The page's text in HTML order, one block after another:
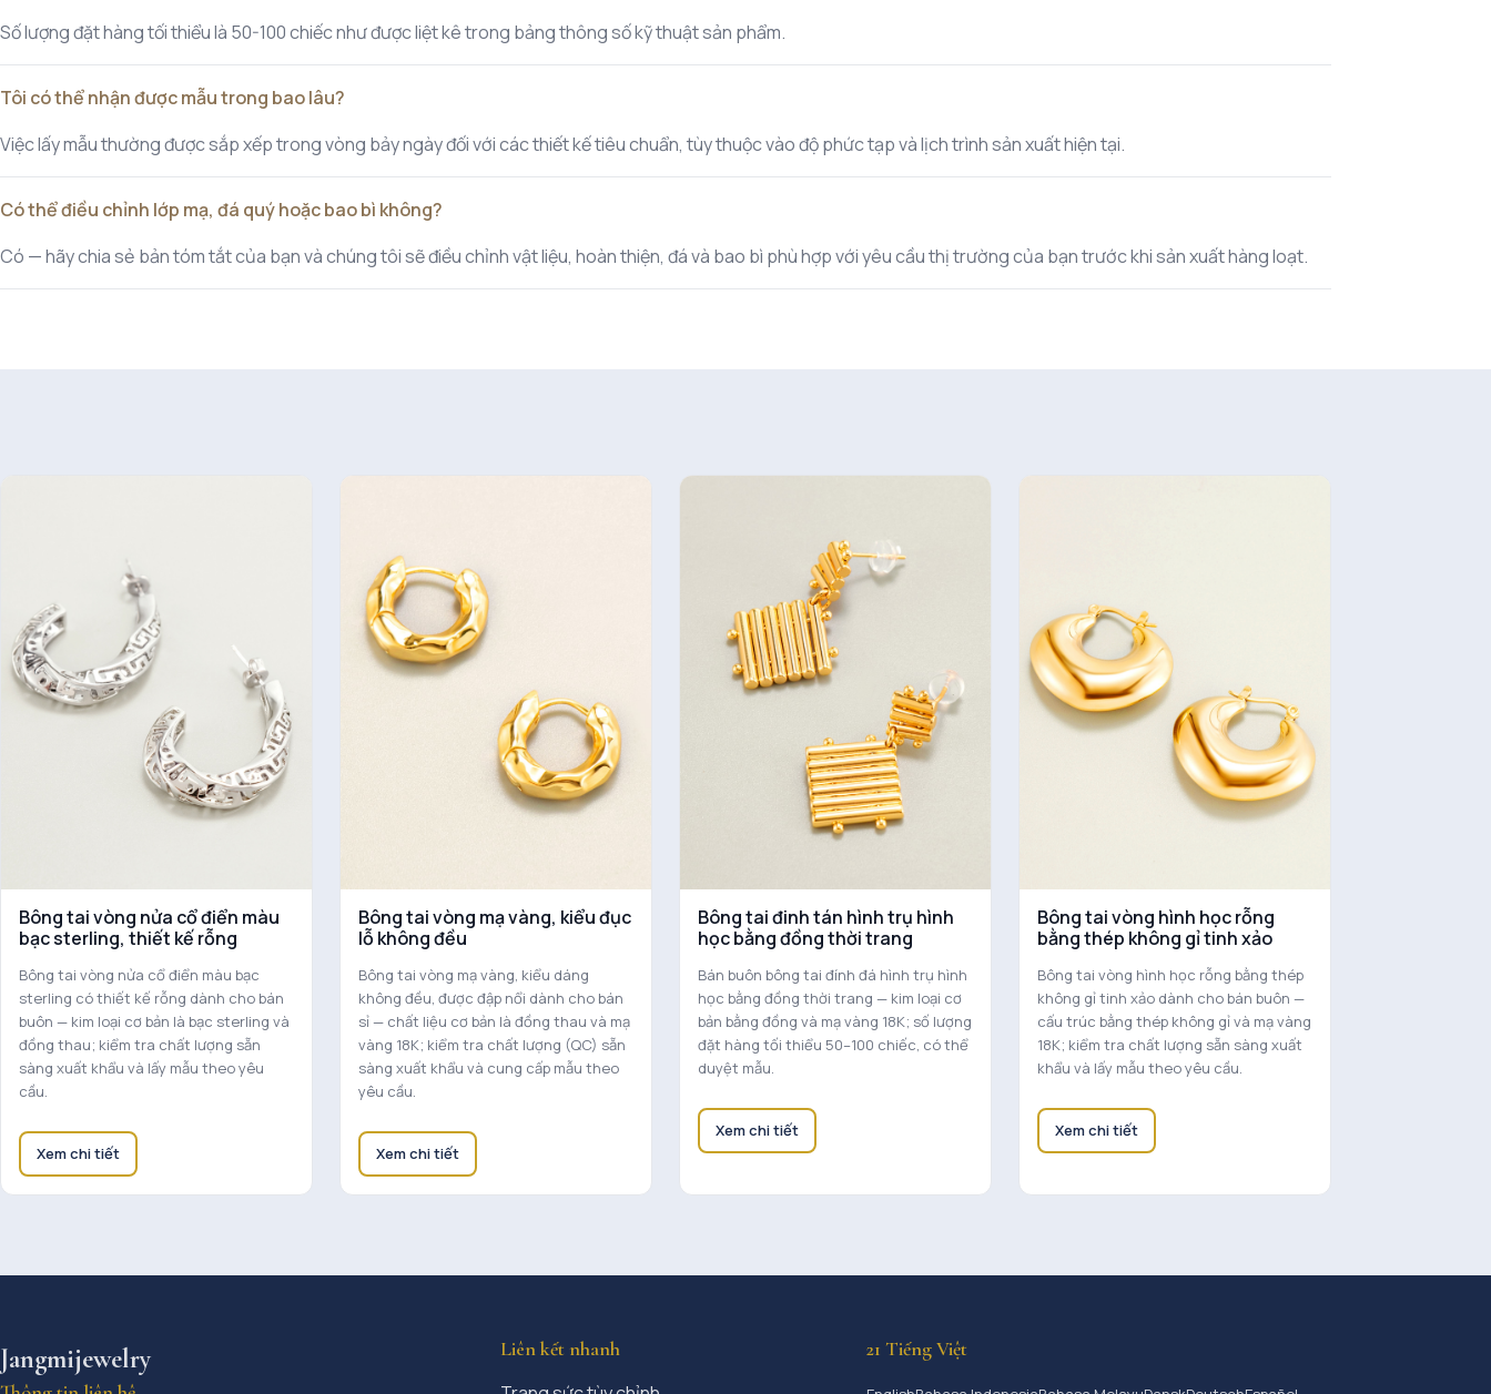
Số lượng đặt hàng tối thiểu là 50-100 chiếc như được liệt kê trong bảng thông số kỹ thuật sản phẩm.
Tôi có thể nhận được mẫu trong bao lâu?
Việc lấy mẫu thường được sắp xếp trong vòng bảy ngày đối với các thiết kế tiêu chuẩn, tùy thuộc vào độ phức tạp và lịch trình sản xuất hiện tại.
Có thể điều chỉnh lớp mạ, đá quý hoặc bao bì không?
Có — hãy chia sẻ bản tóm tắt của bạn và chúng tôi sẽ điều chỉnh vật liệu, hoàn thiện, đá và bao bì phù hợp với yêu cầu thị trường của bạn trước khi sản xuất hàng loạt.
Bông tai vòng nửa cổ điển màu
bạc sterling, thiết kế rỗng
Bông tai vòng nửa cổ điển màu bạc
sterling có thiết kế rỗng dành cho bán
buôn — kim loại cơ bản là bạc sterling và
đồng thau; kiểm tra chất lượng sẵn
sàng xuất khẩu và lấy mẫu theo yêu
cầu.
Xem chi tiết
Bông tai vòng mạ vàng, kiểu đục
lỗ không đều
Bông tai vòng mạ vàng, kiểu dáng
không đều, được đập nổi dành cho bán
sỉ — chất liệu cơ bản là đồng thau và mạ
vàng 18K; kiểm tra chất lượng (QC) sẵn
sàng xuất khẩu và cung cấp mẫu theo
yêu cầu.
Xem chi tiết
Bông tai đinh tán hình trụ hình
học bằng đồng thời trang
Bán buôn bông tai đính đá hình trụ hình
học bằng đồng thời trang — kim loại cơ
bản bằng đồng và mạ vàng 18K; số lượng
đặt hàng tối thiểu 50–100 chiếc, có thể
duyệt mẫu.
Xem chi tiết
Bông tai vòng hình học rỗng
bằng thép không gỉ tinh xảo
Bông tai vòng hình học rỗng bằng thép
không gỉ tinh xảo dành cho bán buôn —
cấu trúc bằng thép không gỉ và mạ vàng
18K; kiểm tra chất lượng sẵn sàng xuất
khẩu và lấy mẫu theo yêu cầu.
Xem chi tiết
Jangmijewelry
Liên kết nhanh
21 Tiếng Việt